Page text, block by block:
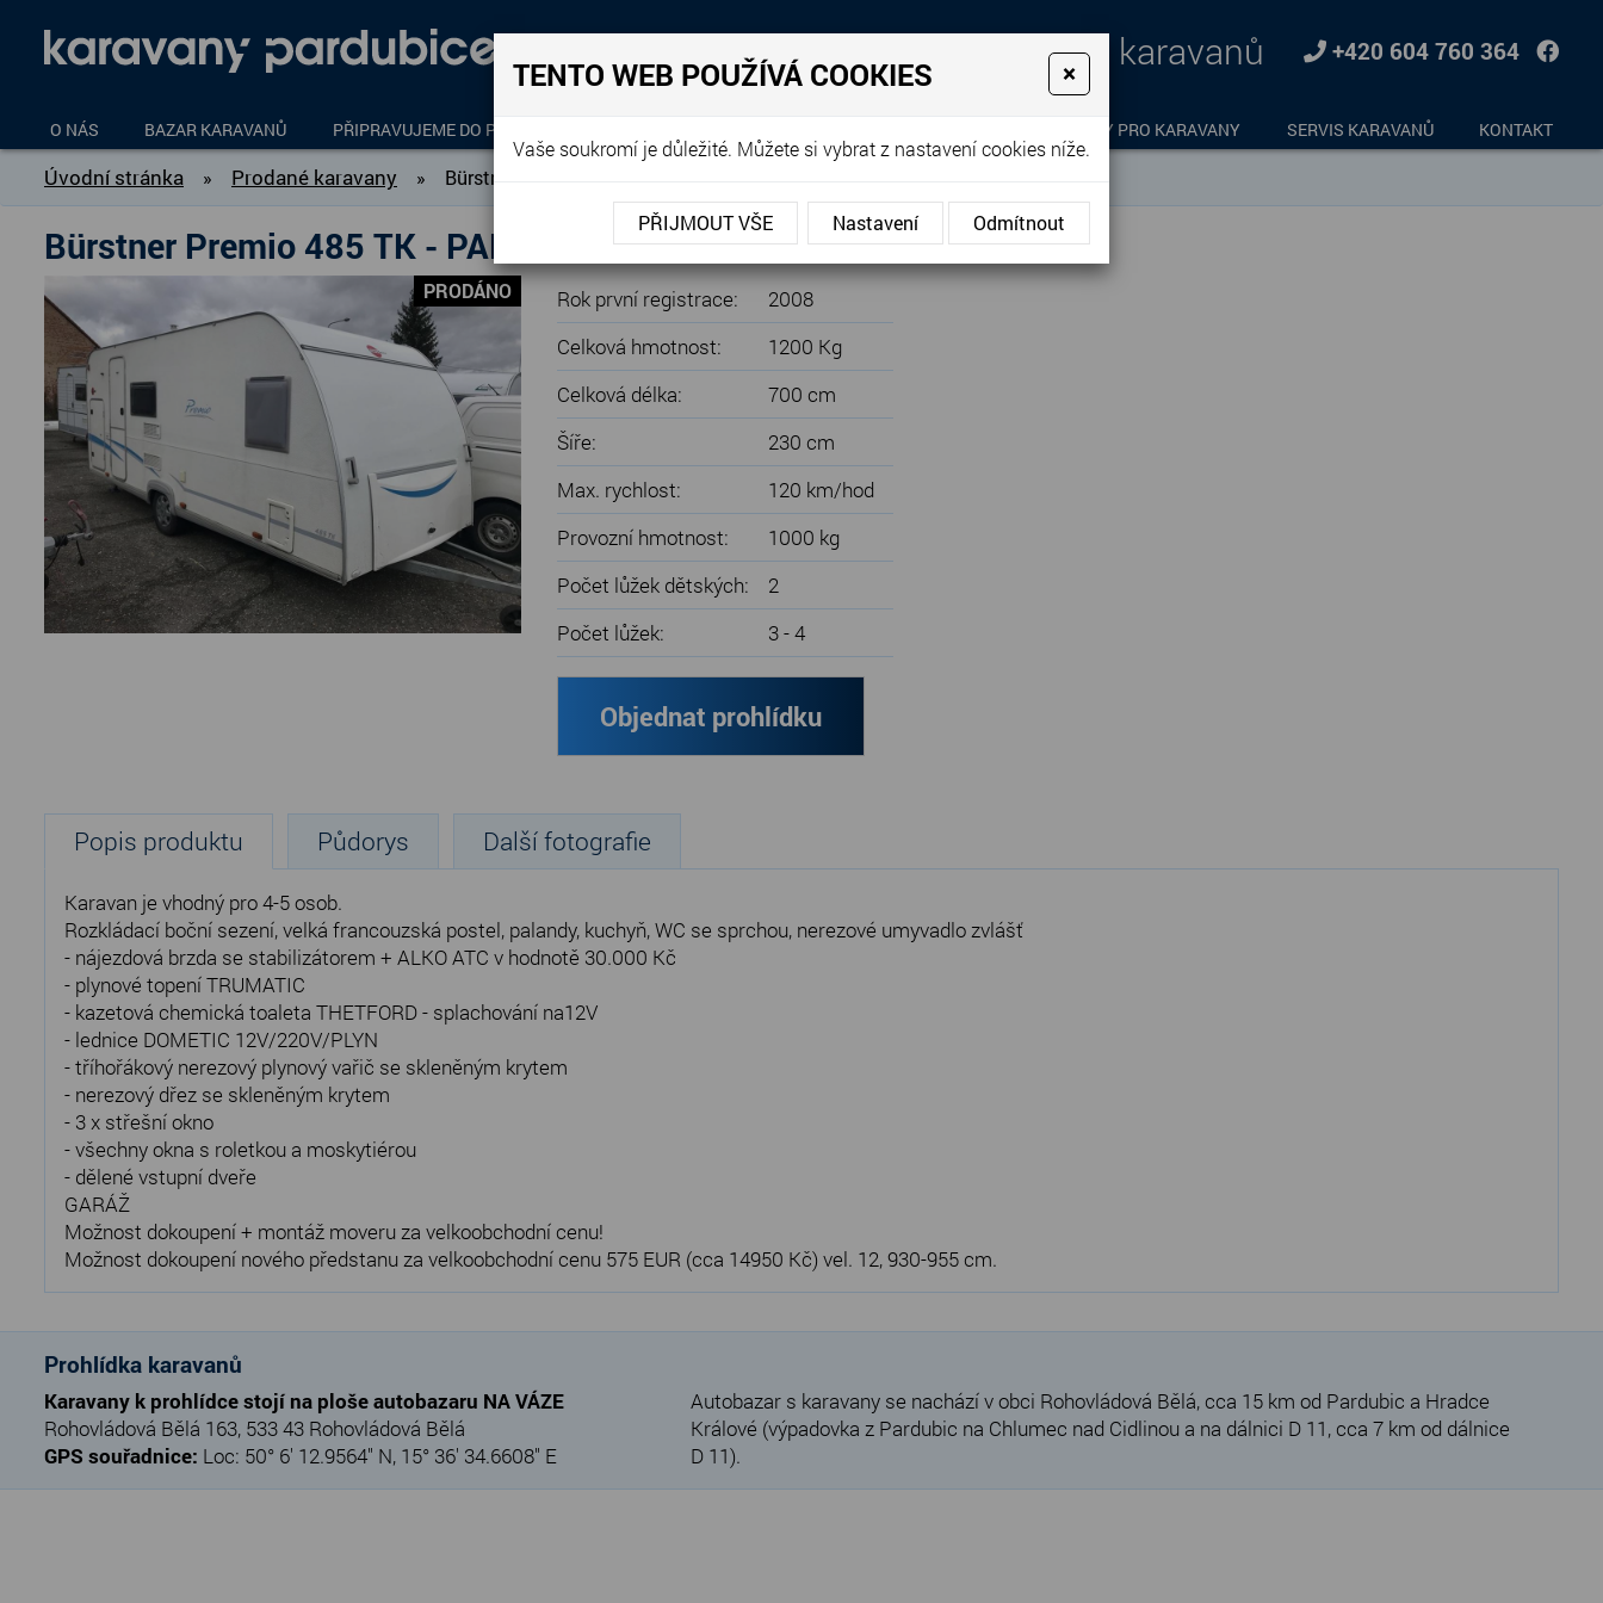
Prodej, dovoz, výkup a pronájem karavanů +420 604 760 364
O NÁS BAZAR KARAVANŮ PŘIPRAVUJEME DO PRODEJE DOPLŇKY PRO KARAVANY SERVIS KARAVANŮ KONTAKT
Úvodní stránka » Prodané karavany » Bürstner Premio 485 TK - PALANDY, GARÁŽ, SUPER LEHKÝ
Bürstner Premio 485 TK - PALANDY, GARÁŽ, SUPER LEHKÝ
PRODÁNO Rok první registrace:
2008
Celková hmotnost:
1200 Kg
Celková délka:
700 cm
Šíře:
230 cm
Max. rychlost:
120 km/hod
Provozní hmotnost:
1000 kg
Počet lůžek dětských:
2
Počet lůžek:
3 - 4
Objednat prohlídku
Popis produktu Půdorys Další fotografie
Karavan je vhodný pro 4-5 osob.
Rozkládací boční sezení, velká francouzská postel, palandy, kuchyň, WC se sprchou, nerezové umyvadlo zvlášť
- nájezdová brzda se stabilizátorem + ALKO ATC v hodnotě 30.000 Kč
- plynové topení TRUMATIC
- kazetová chemická toaleta THETFORD - splachování na12V
- lednice DOMETIC 12V/220V/PLYN
- tříhořákový nerezový plynový vařič se skleněným krytem
- nerezový dřez se skleněným krytem
- 3 x střešní okno
- všechny okna s roletkou a moskytiérou
- dělené vstupní dveře
GARÁŽ
Možnost dokoupení + montáž moveru za velkoobchodní cenu!
Možnost dokoupení nového předstanu za velkoobchodní cenu 575 EUR (cca 14950 Kč) vel. 12, 930-955 cm.
Prohlídka karavanů
Karavany k prohlídce stojí na ploše autobazaru NA VÁZE
Rohovládová Bělá 163, 533 43 Rohovládová Bělá
GPS souřadnice: Loc: 50° 6' 12.9564" N, 15° 36' 34.6608" E
Autobazar s karavany se nachází v obci Rohovládová Bělá, cca 15 km od Pardubic a Hradce
Králové (výpadovka z Pardubic na Chlumec nad Cidlinou a na dálnici D 11, cca 7 km od dálnice
D 11).
TENTO WEB POUŽÍVÁ COOKIES ×
Vaše soukromí je důležité. Můžete si vybrat z nastavení cookies níže.
PŘIJMOUT VŠE Nastavení Odmítnout